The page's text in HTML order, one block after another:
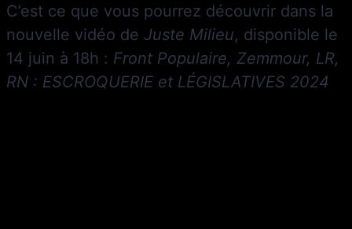
C’est ce que vous pourrez découvrir dans la
nouvelle vidéo de Juste Milieu, disponible le
14 juin à 18h : Front Populaire, Zemmour, LR,
RN : ESCROQUERIE et LÉGISLATIVES 2024